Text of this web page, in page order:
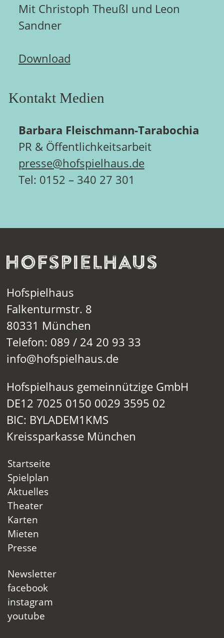
Mit Christoph Theußl und Leon
Sandner
Download
Kontakt Medien
Barbara Fleischmann-Tarabochia
PR & Öffentlichkeitsarbeit
presse@hofspielhaus.de
Tel: 0152 – 340 27 301
Hofspielhaus
Falkenturmstr. 8
80331 München
Telefon: 089 / 24 20 93 33
info@hofspielhaus.de
Hofspielhaus gemeinnützige GmbH
DE12 7025 0150 0029 3595 02
BIC: BYLADEM1KMS
Kreissparkasse München
Startseite
Spielplan
Aktuelles
Theater
Karten
Mieten
Presse
Newsletter
facebook
instagram
youtube